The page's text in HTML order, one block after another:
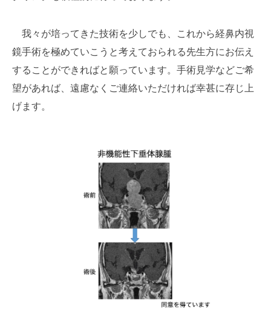
我々が培ってきた技術を少しでも、これから経鼻内視
鏡手術を極めていこうと考えておられる先生方にお伝え
することができればと願っています。手術見学などご希
望があれば、遠慮なくご連絡いただければ幸甚に存じ上
げます。